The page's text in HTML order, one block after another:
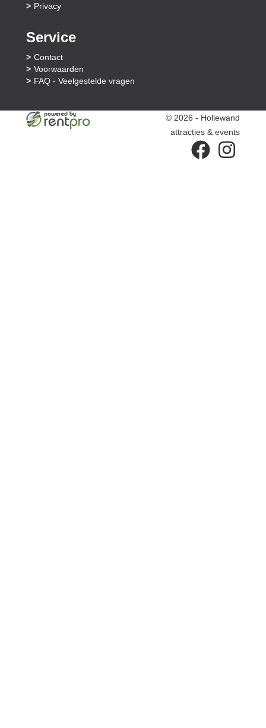
Privacy
Service
Contact
Voorwaarden
FAQ - Veelgestelde vragen
© 2026 - Hollewand
attracties & events
facebookinstagram